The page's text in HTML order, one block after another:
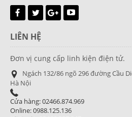
LIÊN HỆ
Đơn vị cung cấp linh kiện điện tử.
Ngách 132/86 ngõ 296 đường Cầu
Hà Nội
Cửa hàng: 02466.874.969
Online: 0988.125.136